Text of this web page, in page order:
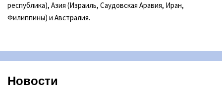
республика), Aзия (Израиль, Саудовская Аравия, Иран,
Филиппины) и Aвстралия.
Новости